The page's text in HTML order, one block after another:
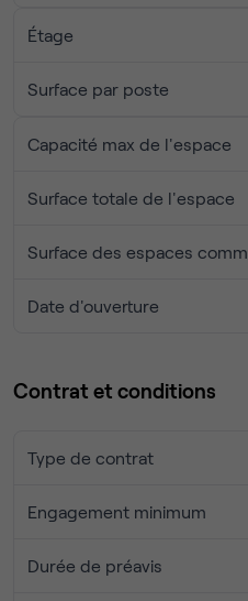
Étage
Surface par poste
Capacité max de l'espace
Surface totale de l'espace
Surface des espaces
Date d'ouverture
Contrat et conditions
Type de contrat
Engagement minimum
Durée de préavis